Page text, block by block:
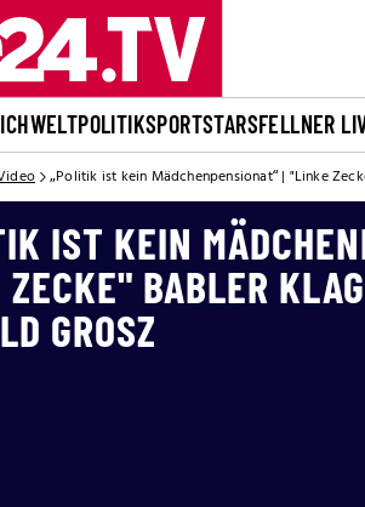
WELTPOLITIKSPORTSTARSFELLNER
„Politik ist kein Mädchenpensionat“ | "Linke
IST KEIN
BABLER
GROSZ